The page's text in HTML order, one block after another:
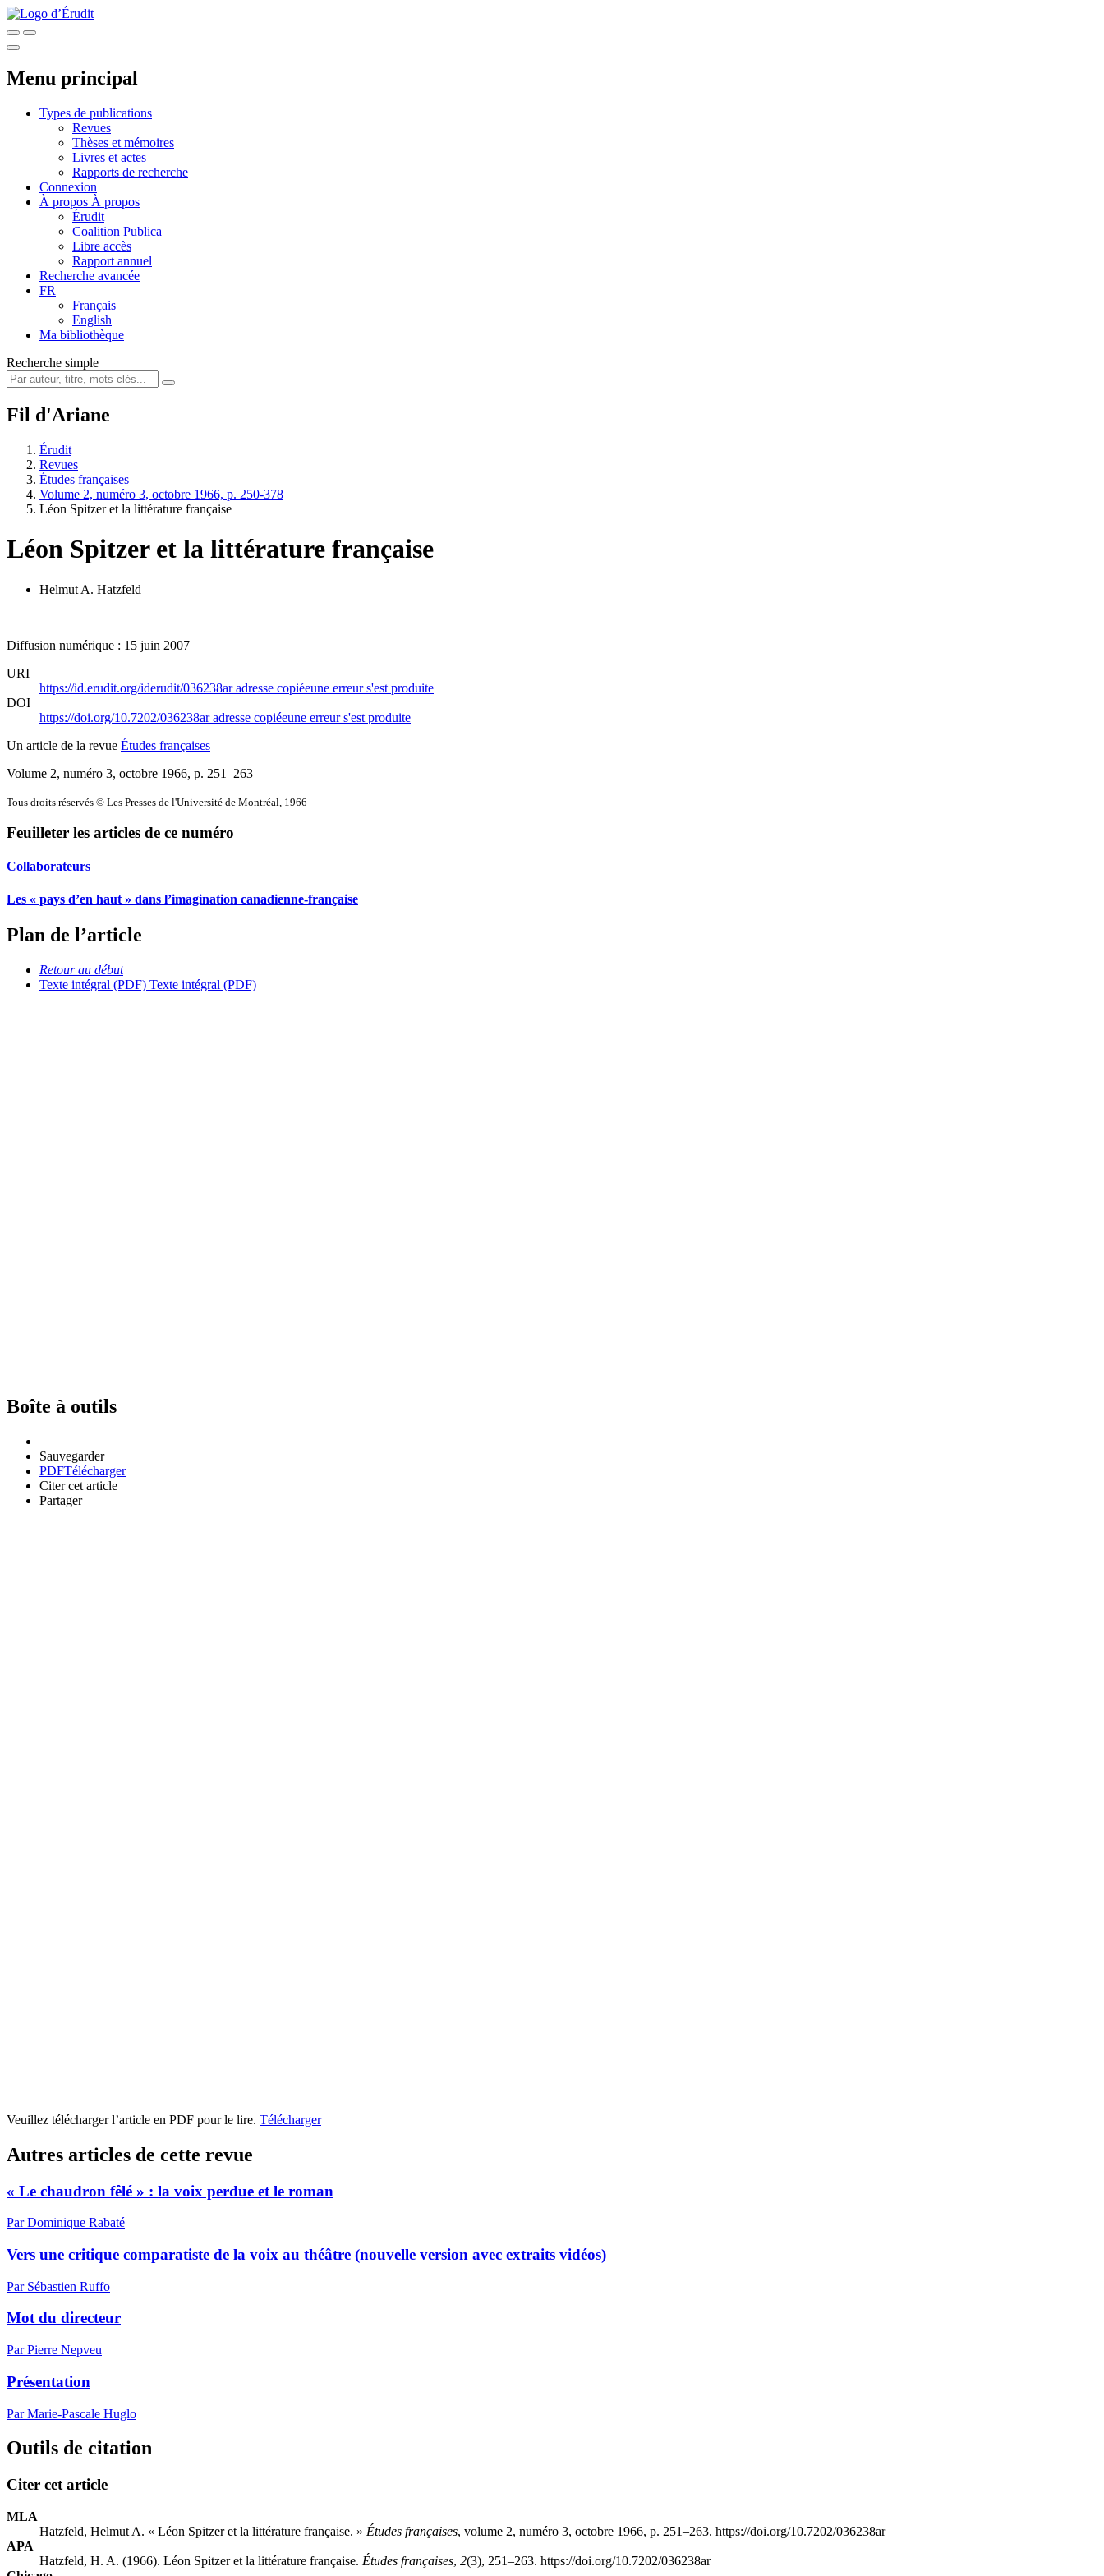
Menu principal
Types de publications
Revues
Thèses et mémoires
Livres et actes
Rapports de recherche
Connexion
À propos À propos
Érudit
Coalition Publica
Libre accès
Rapport annuel
Recherche avancée
FR
Français
English
Ma bibliothèque
Recherche simple
Fil d'Ariane
Érudit
Revues
Études françaises
Volume 2, numéro 3, octobre 1966, p. 250-378
Léon Spitzer et la littérature française
Léon Spitzer et la littérature française
Helmut A. Hatzfeld
Diffusion numérique : 15 juin 2007
URI
https://id.erudit.org/iderudit/036238aradresse copiéeune erreur s'est produite
DOI
https://doi.org/10.7202/036238aradresse copiéeune erreur s'est produite
Un article de la revue Études françaises
Volume 2, numéro 3, octobre 1966, p. 251–263
Tous droits réservés © Les Presses de l'Université de Montréal, 1966
Feuilleter les articles de ce numéro
Collaborateurs
Les « pays d’en haut » dans l’imagination canadienne-française
Plan de l’article
Retour au début
Texte intégral (PDF) Texte intégral (PDF)
Boîte à outils
Sauvegarder
PDFTélécharger
Citer cet article
Partager
Veuillez télécharger l’article en PDF pour le lire. Télécharger
Autres articles de cette revue
« Le chaudron fêlé » : la voix perdue et le roman
Par Dominique Rabaté
Vers une critique comparatiste de la voix au théâtre (nouvelle version avec extraits vidéos)
Par Sébastien Ruffo
Mot du directeur
Par Pierre Nepveu
Présentation
Par Marie-Pascale Huglo
Outils de citation
Citer cet article
MLA
Hatzfeld, Helmut A. « Léon Spitzer et la littérature française. » Études françaises, volume 2, numéro 3, octobre 1966, p. 251–263. https://doi.org/10.7202/036238ar
APA
Hatzfeld, H. A. (1966). Léon Spitzer et la littérature française. Études françaises, 2(3), 251–263. https://doi.org/10.7202/036238ar